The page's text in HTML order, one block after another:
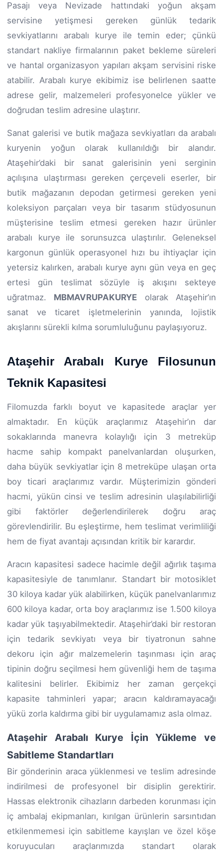
Pasajı veya Nevizade hattındaki yoğun akşam
servisine yetişmesi gereken günlük tedarik
sevkiyatlarını arabalı kurye ile temin eder; çünkü
standart nakliye firmalarının paket bekleme süreleri
ve hantal organizasyon yapıları akşam servisini riske
atabilir. Arabalı kurye ekibimiz ise belirlenen saatte
adrese gelir, malzemeleri profesyonelce yükler ve
doğrudan teslim adresine ulaştırır.
Sanat galerisi ve butik mağaza sevkiyatları da arabalı
kuryenin yoğun olarak kullanıldığı bir alandır.
Ataşehir’daki bir sanat galerisinin yeni serginin
açılışına ulaştırması gereken çerçeveli eserler, bir
butik mağazanın depodan getirmesi gereken yeni
koleksiyon parçaları veya bir tasarım stüdyosunun
müşterisine teslim etmesi gereken hazır ürünler
arabalı kurye ile sorunsuzca ulaştırılır. Geleneksel
kargonun günlük operasyonel hızı bu ihtiyaçlar için
yetersiz kalırken, arabalı kurye aynı gün veya en geç
ertesi gün teslimat sözüyle iş akışını sekteye
uğratmaz. MBMAVRUPAKURYE olarak Ataşehir’ın
sanat ve ticaret işletmelerinin yanında, lojistik
akışlarını sürekli kılma sorumluluğunu paylaşıyoruz.
Ataşehir Arabalı Kurye Filosunun
Teknik Kapasitesi
Filomuzda farklı boyut ve kapasitede araçlar yer
almaktadır. En küçük araçlarımız Ataşehir’ın dar
sokaklarında manevra kolaylığı için 3 metreküp
hacme sahip kompakt panelvanlardan oluşurken,
daha büyük sevkiyatlar için 8 metreküpe ulaşan orta
boy ticari araçlarımız vardır. Müşterimizin gönderi
hacmi, yükün cinsi ve teslim adresinin ulaşılabilirliği
gibi faktörler değerlendirilerek doğru araç
görevlendirilir. Bu eşleştirme, hem teslimat verimliliği
hem de fiyat avantajı açısından kritik bir karardır.
Aracın kapasitesi sadece hacimle değil ağırlık taşıma
kapasitesiyle de tanımlanır. Standart bir motosiklet
30 kiloya kadar yük alabilirken, küçük panelvanlarımız
600 kiloya kadar, orta boy araçlarımız ise 1.500 kiloya
kadar yük taşıyabilmektedir. Ataşehir’daki bir restoran
için tedarik sevkiyatı veya bir tiyatronun sahne
dekoru için ağır malzemelerin taşınması için araç
tipinin doğru seçilmesi hem güvenliği hem de taşıma
kalitesini belirler. Ekibimiz her zaman gerçekçi
kapasite tahminleri yapar; aracın kaldıramayacağı
yükü zorla kaldırma gibi bir uygulamamız asla olmaz.
Ataşehir Arabalı Kurye İçin Yükleme ve
Sabitleme Standartları
Bir gönderinin araca yüklenmesi ve teslim adresinde
indirilmesi de profesyonel bir disiplin gerektirir.
Hassas elektronik cihazların darbeden korunması için
iç ambalaj ekipmanları, kırılgan ürünlerin sarsıntıdan
etkilenmemesi için sabitleme kayışları ve özel köşe
koruyucuları araçlarımızda standart olarak